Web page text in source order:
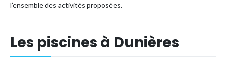
l’ensemble des activités proposées.
Les piscines à Dunières